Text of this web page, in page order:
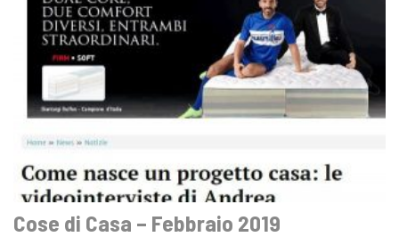
Cose di Casa – Febbraio 2019